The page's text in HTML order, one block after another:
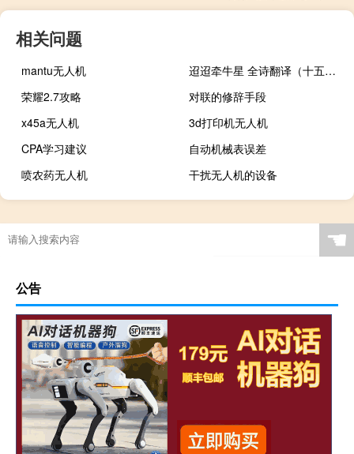
相关问题
mantu无人机
迢迢牵牛星 全诗翻译（十五夜望月译文翻译）
荣耀2.7攻略
对联的修辞手段
x45a无人机
3d打印机无人机
CPA学习建议
自动机械表误差
喷农药无人机
干扰无人机的设备
☚
公告